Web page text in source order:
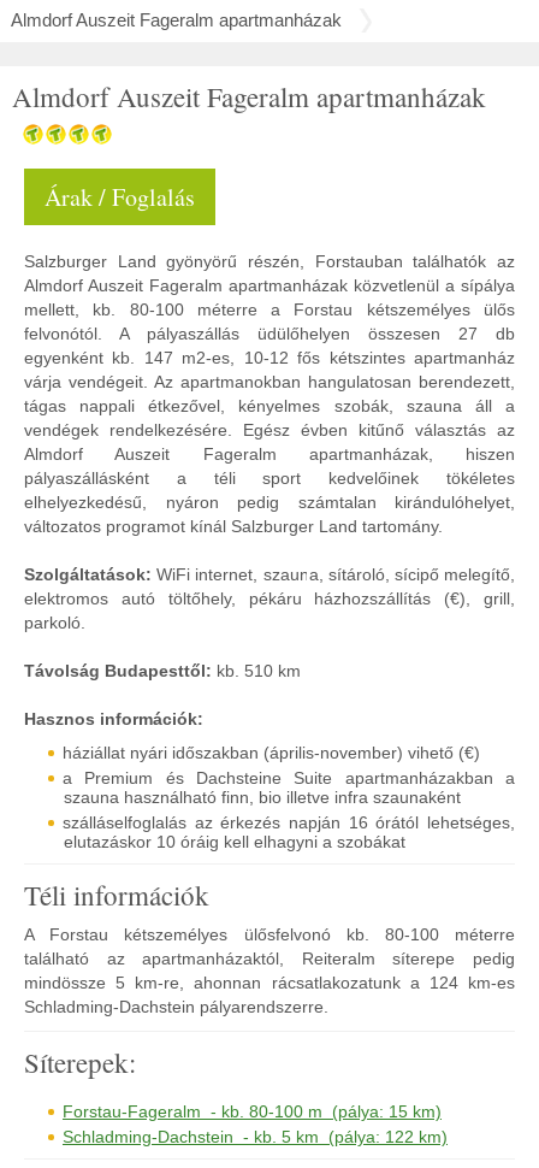
Almdorf Auszeit Fageralm apartmanházak
Almdorf Auszeit Fageralm apartmanházak
Árak / Foglalás
Salzburger Land gyönyörű részén, Forstauban találhatók az
Almdorf Auszeit Fageralm apartmanházak közvetlenül a sípálya
mellett, kb. 80-100 méterre a Forstau kétszemélyes ülős
felvonótól. A pályaszállás üdülőhelyen összesen 27 db
egyenként kb. 147 m2-es, 10-12 fős kétszintes apartmanház
várja vendégeit. Az apartmanokban hangulatosan berendezett,
tágas nappali étkezővel, kényelmes szobák, szauna áll a
vendégek rendelkezésére. Egész évben kitűnő választás az
Almdorf Auszeit Fageralm apartmanházak, hiszen
pályaszállásként a téli sport kedvelőinek tökéletes
elhelyezkedésű, nyáron pedig számtalan kirándulóhelyet,
változatos programot kínál Salzburger Land tartomány.
Szolgáltatások: WiFi internet, szauna, sítároló, sícipő melegítő,
elektromos autó töltőhely, pékáru házhozszállítás (€), grill,
parkoló.
Távolság Budapesttől: kb. 510 km
Hasznos információk:
háziállat nyári időszakban (április-november) vihető (€)
a Premium és Dachsteine Suite apartmanházakban a
szauna használható finn, bio illetve infra szaunaként
szálláselfoglalás az érkezés napján 16 órától lehetséges,
elutazáskor 10 óráig kell elhagyni a szobákat
Téli információk
A Forstau kétszemélyes ülősfelvonó kb. 80-100 méterre
található az apartmanházaktól, Reiteralm síterepe pedig
mindössze 5 km-re, ahonnan rácsatlakozatunk a 124 km-es
Schladming-Dachstein pályarendszerre.
Síterepek:
Forstau-Fageralm - kb. 80-100 m (pálya: 15 km)
Schladming-Dachstein - kb. 5 km (pálya: 122 km)